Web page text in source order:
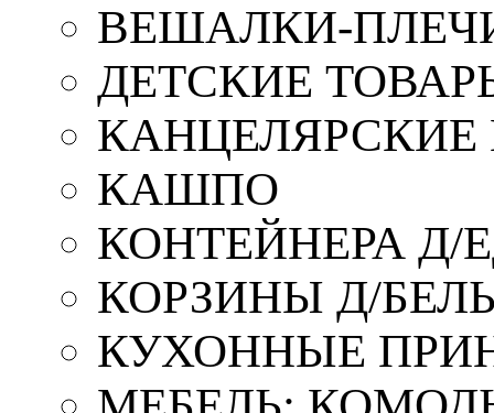
ВЕШАЛКИ-
ДЕТСКИЕ
КАШПО
КОНТЕЙНЕРА Д/
КОРЗИНЫ Д/
КУХОННЫЕ